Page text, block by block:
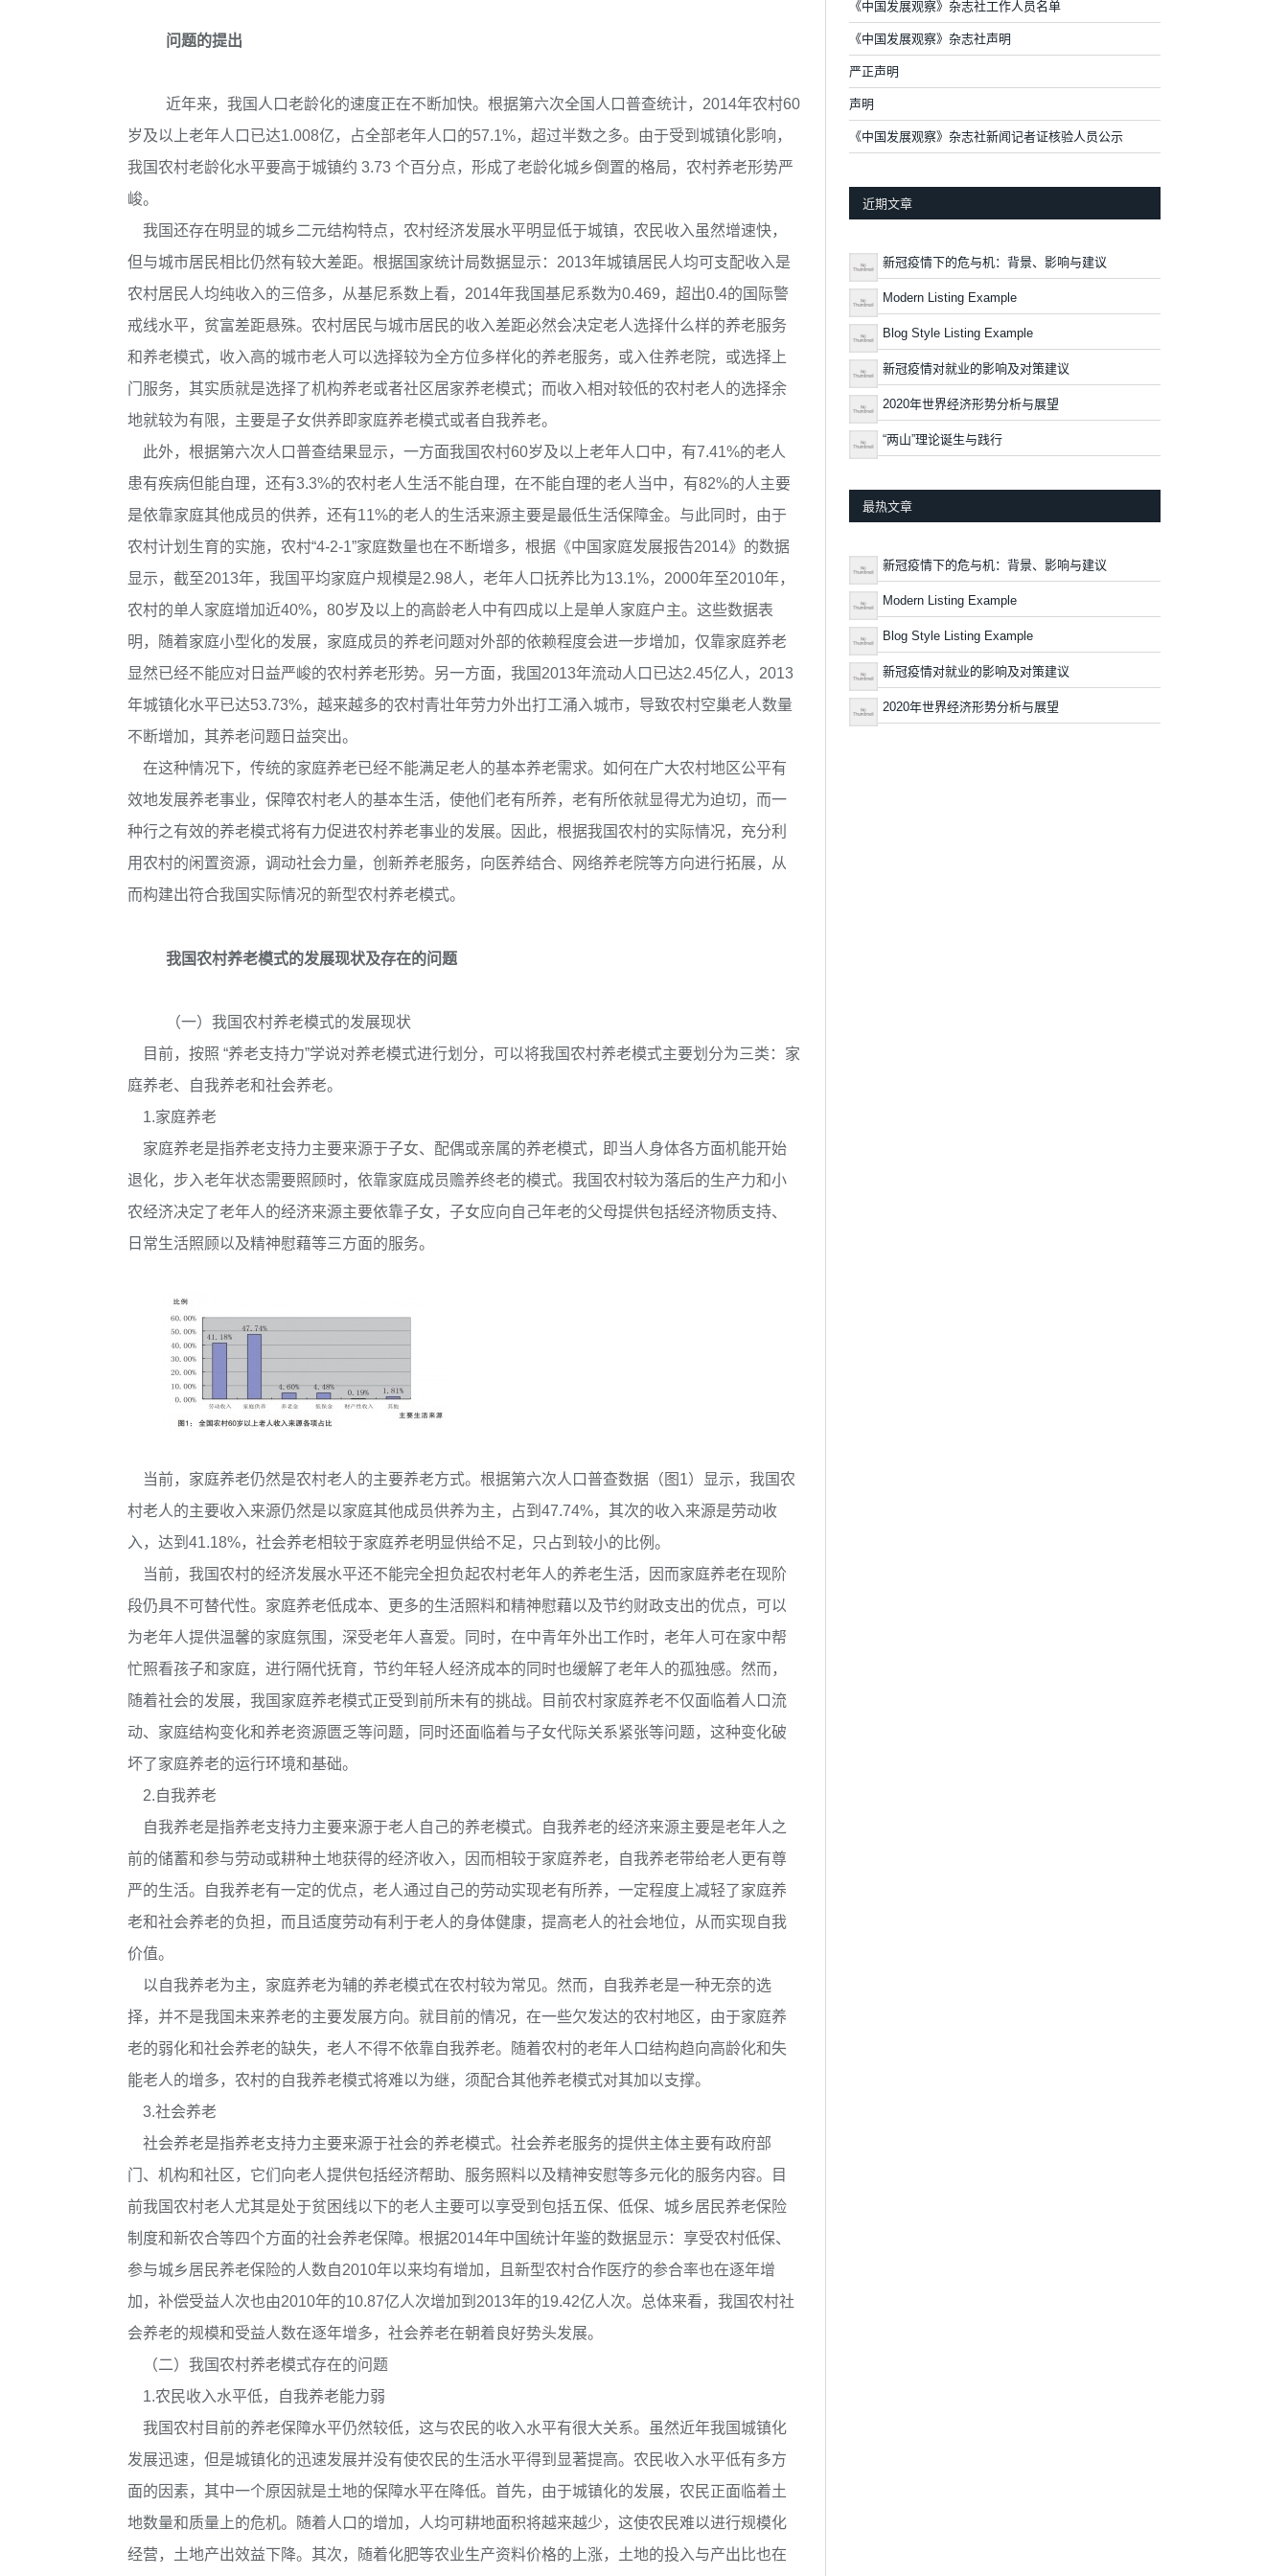
问题的提出
近年来，我国人口老龄化的速度正在不断加快。根据第六次全国人口普查统计，2014年农村60
岁及以上老年人口已达1.008亿，占全部老年人口的57.1%，超过半数之多。由于受到城镇化影响，
我国农村老龄化水平要高于城镇约 3.73 个百分点，形成了老龄化城乡倒置的格局，农村养老形势严
峻。
我国还存在明显的城乡二元结构特点，农村经济发展水平明显低于城镇，农民收入虽然增速快，
但与城市居民相比仍然有较大差距。根据国家统计局数据显示：2013年城镇居民人均可支配收入是
农村居民人均纯收入的三倍多，从基尼系数上看，2014年我国基尼系数为0.469，超出0.4的国际警
戒线水平，贫富差距悬殊。农村居民与城市居民的收入差距必然会决定老人选择什么样的养老服务
和养老模式，收入高的城市老人可以选择较为全方位多样化的养老服务，或入住养老院，或选择上
门服务，其实质就是选择了机构养老或者社区居家养老模式；而收入相对较低的农村老人的选择余
地就较为有限，主要是子女供养即家庭养老模式或者自我养老。
此外，根据第六次人口普查结果显示，一方面我国农村60岁及以上老年人口中，有7.41%的老人
患有疾病但能自理，还有3.3%的农村老人生活不能自理，在不能自理的老人当中，有82%的人主要
是依靠家庭其他成员的供养，还有11%的老人的生活来源主要是最低生活保障金。与此同时，由于
农村计划生育的实施，农村“4-2-1”家庭数量也在不断增多，根据《中国家庭发展报告2014》的数据
显示，截至2013年，我国平均家庭户规模是2.98人，老年人口抚养比为13.1%，2000年至2010年，
农村的单人家庭增加近40%，80岁及以上的高龄老人中有四成以上是单人家庭户主。这些数据表
明，随着家庭小型化的发展，家庭成员的养老问题对外部的依赖程度会进一步增加，仅靠家庭养老
显然已经不能应对日益严峻的农村养老形势。另一方面，我国2013年流动人口已达2.45亿人，2013
年城镇化水平已达53.73%，越来越多的农村青壮年劳力外出打工涌入城市，导致农村空巢老人数量
不断增加，其养老问题日益突出。
在这种情况下，传统的家庭养老已经不能满足老人的基本养老需求。如何在广大农村地区公平有
效地发展养老事业，保障农村老人的基本生活，使他们老有所养，老有所依就显得尤为迫切，而一
种行之有效的养老模式将有力促进农村养老事业的发展。因此，根据我国农村的实际情况，充分利
用农村的闲置资源，调动社会力量，创新养老服务，向医养结合、网络养老院等方向进行拓展，从
而构建出符合我国实际情况的新型农村养老模式。
我国农村养老模式的发展现状及存在的问题
（一）我国农村养老模式的发展现状
目前，按照 “养老支持力”学说对养老模式进行划分，可以将我国农村养老模式主要划分为三类：家
庭养老、自我养老和社会养老。
1.家庭养老
家庭养老是指养老支持力主要来源于子女、配偶或亲属的养老模式，即当人身体各方面机能开始
退化，步入老年状态需要照顾时，依靠家庭成员赡养终老的模式。我国农村较为落后的生产力和小
农经济决定了老年人的经济来源主要依靠子女，子女应向自己年老的父母提供包括经济物质支持、
日常生活照顾以及精神慰藉等三方面的服务。
当前，家庭养老仍然是农村老人的主要养老方式。根据第六次人口普查数据（图1）显示，我国农
村老人的主要收入来源仍然是以家庭其他成员供养为主，占到47.74%，其次的收入来源是劳动收
入，达到41.18%，社会养老相较于家庭养老明显供给不足，只占到较小的比例。
当前，我国农村的经济发展水平还不能完全担负起农村老年人的养老生活，因而家庭养老在现阶
段仍具不可替代性。家庭养老低成本、更多的生活照料和精神慰藉以及节约财政支出的优点，可以
为老年人提供温馨的家庭氛围，深受老年人喜爱。同时，在中青年外出工作时，老年人可在家中帮
忙照看孩子和家庭，进行隔代抚育，节约年轻人经济成本的同时也缓解了老年人的孤独感。然而，
随着社会的发展，我国家庭养老模式正受到前所未有的挑战。目前农村家庭养老不仅面临着人口流
动、家庭结构变化和养老资源匮乏等问题，同时还面临着与子女代际关系紧张等问题，这种变化破
坏了家庭养老的运行环境和基础。
2.自我养老
自我养老是指养老支持力主要来源于老人自己的养老模式。自我养老的经济来源主要是老年人之
前的储蓄和参与劳动或耕种土地获得的经济收入，因而相较于家庭养老，自我养老带给老人更有尊
严的生活。自我养老有一定的优点，老人通过自己的劳动实现老有所养，一定程度上减轻了家庭养
老和社会养老的负担，而且适度劳动有利于老人的身体健康，提高老人的社会地位，从而实现自我
价值。
以自我养老为主，家庭养老为辅的养老模式在农村较为常见。然而，自我养老是一种无奈的选
择，并不是我国未来养老的主要发展方向。就目前的情况，在一些欠发达的农村地区，由于家庭养
老的弱化和社会养老的缺失，老人不得不依靠自我养老。随着农村的老年人口结构趋向高龄化和失
能老人的增多，农村的自我养老模式将难以为继，须配合其他养老模式对其加以支撑。
3.社会养老
社会养老是指养老支持力主要来源于社会的养老模式。社会养老服务的提供主体主要有政府部
门、机构和社区，它们向老人提供包括经济帮助、服务照料以及精神安慰等多元化的服务内容。目
前我国农村老人尤其是处于贫困线以下的老人主要可以享受到包括五保、低保、城乡居民养老保险
制度和新农合等四个方面的社会养老保障。根据2014年中国统计年鉴的数据显示：享受农村低保、
参与城乡居民养老保险的人数自2010年以来均有增加，且新型农村合作医疗的参合率也在逐年增
加，补偿受益人次也由2010年的10.87亿人次增加到2013年的19.42亿人次。总体来看，我国农村社
会养老的规模和受益人数在逐年增多，社会养老在朝着良好势头发展。
（二）我国农村养老模式存在的问题
1.农民收入水平低，自我养老能力弱
我国农村目前的养老保障水平仍然较低，这与农民的收入水平有很大关系。虽然近年我国城镇化
发展迅速，但是城镇化的迅速发展并没有使农民的生活水平得到显著提高。农民收入水平低有多方
面的因素，其中一个原因就是土地的保障水平在降低。首先，由于城镇化的发展，农民正面临着土
地数量和质量上的危机。随着人口的增加，人均可耕地面积将越来越少，这使农民难以进行规模化
经营，土地产出效益下降。其次，随着化肥等农业生产资料价格的上涨，土地的投入与产出比也在
《中国发展观察》杂志社工作人员名单
《中国发展观察》杂志社声明
严正声明
声明
《中国发展观察》杂志社新闻记者证核验人员公示
近期文章
新冠疫情下的危与机：背景、影响与建议
Modern Listing Example
Blog Style Listing Example
新冠疫情对就业的影响及对策建议
2020年世界经济形势分析与展望
“两山”理论诞生与践行
最热文章
新冠疫情下的危与机：背景、影响与建议
Modern Listing Example
Blog Style Listing Example
新冠疫情对就业的影响及对策建议
2020年世界经济形势分析与展望